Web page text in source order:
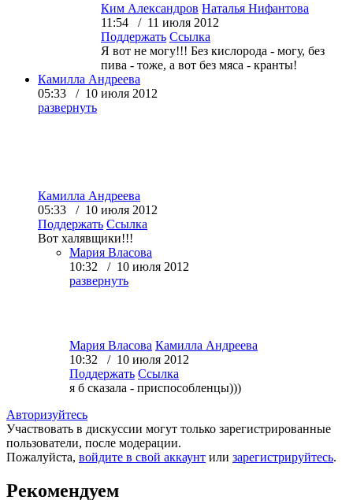
Ким Александров Наталья Нифантова
11:54 / 11 июля 2012
Поддержать Ссылка
Я вот не могу!!! Без кислорода - могу, без
пива - тоже, а вот без мяса - кранты!
Камилла Андреева
05:33 / 10 июля 2012
развернуть
Камилла Андреева
05:33 / 10 июля 2012
Поддержать Ссылка
Вот халявщики!!!
Мария Власова
10:32 / 10 июля 2012
развернуть
Мария Власова Камилла Андреева
10:32 / 10 июля 2012
Поддержать Ссылка
я б сказала - приспособленцы)))
Авторизуйтесь
Участвовать в дискуссии могут только зарегистрированные
пользователи, после модерации.
Пожалуйста, войдите в свой аккаунт или зарегистрируйтесь.
Рекомендуем